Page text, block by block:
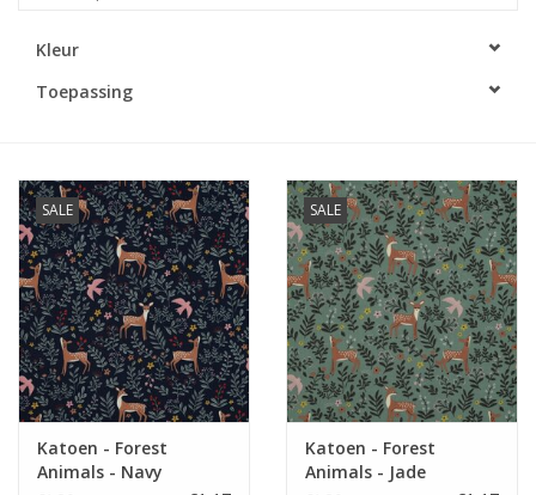
Diy pakketten
Kleur
Toepassing
SALE
Katoen - Forest
Animals - Navy
SALE
Katoen - Forest
Animals - Jade